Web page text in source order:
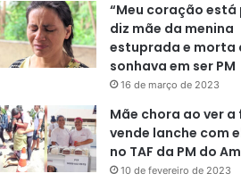
“Meu coração
diz mãe da menina
estuprada e morta
sonhava em ser PM
16 de março de 2023
Mãe chora ao ver a
vende lanche com
no TAF da PM do
10 de fevereiro de 2023